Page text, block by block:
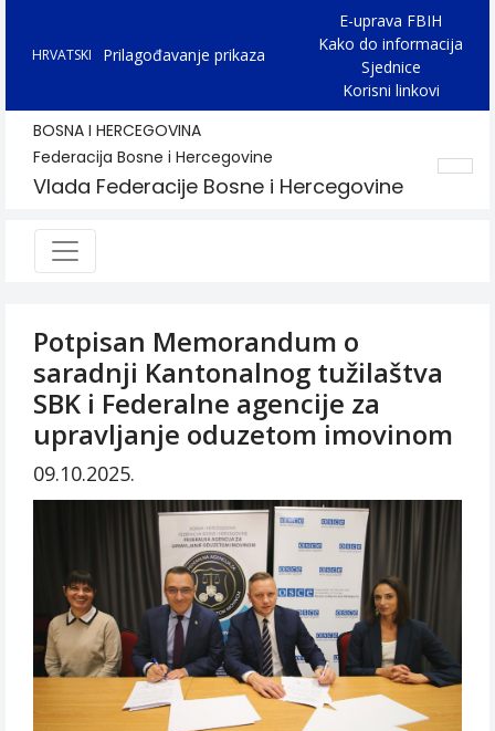
HRVATSKI Prilagođavanje prikaza
E-uprava FBIH
Kako do informacija
Sjednice
Korisni linkovi
BOSNA I HERCEGOVINA
Federacija Bosne i Hercegovine
Vlada Federacije Bosne i Hercegovine
Potpisan Memorandum o
saradnji Kantonalnog tužilaštva
SBK i Federalne agencije za
upravljanje oduzetom imovinom
09.10.2025.